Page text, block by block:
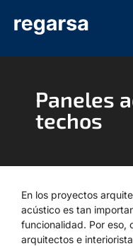
Paneles
techos
En los proyectos
acústico es tan
funcionalidad. Por eso,
arquitectos e